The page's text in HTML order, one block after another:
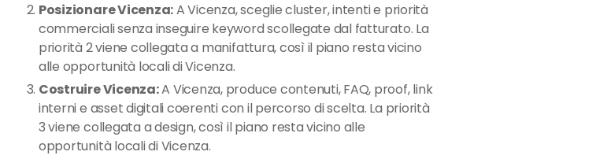
Posizionare Vicenza:A Vicenza, sceglie cluster, intenti e priorità
commerciali senza inseguire keyword scollegate dal fatturato. La
priorità 2 viene collegata a manifattura, così il piano resta vicino
alle opportunità locali di Vicenza.
Costruire Vicenza:A Vicenza, produce contenuti, FAQ, proof, link
interni e asset digitali coerenti con il percorso di scelta. La priorità
3 viene collegata a design, così il piano resta vicino alle
opportunità locali di Vicenza.